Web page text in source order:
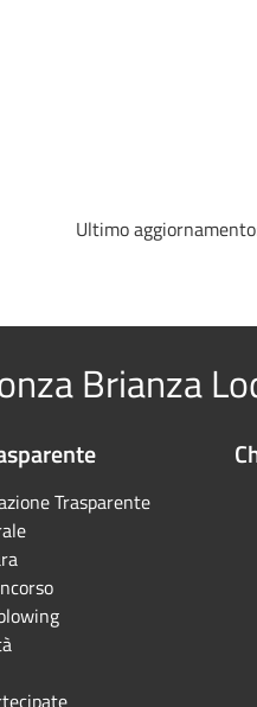
Ultimo
Brianza
Trasparente